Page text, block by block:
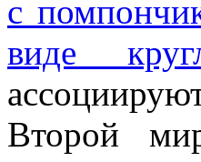
с
виде
Второй